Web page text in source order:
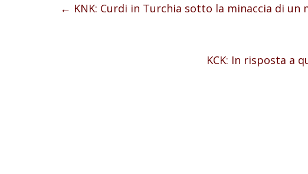
← KNK: Curdi in Turchia sotto la minaccia di un
KCK: In risposta a